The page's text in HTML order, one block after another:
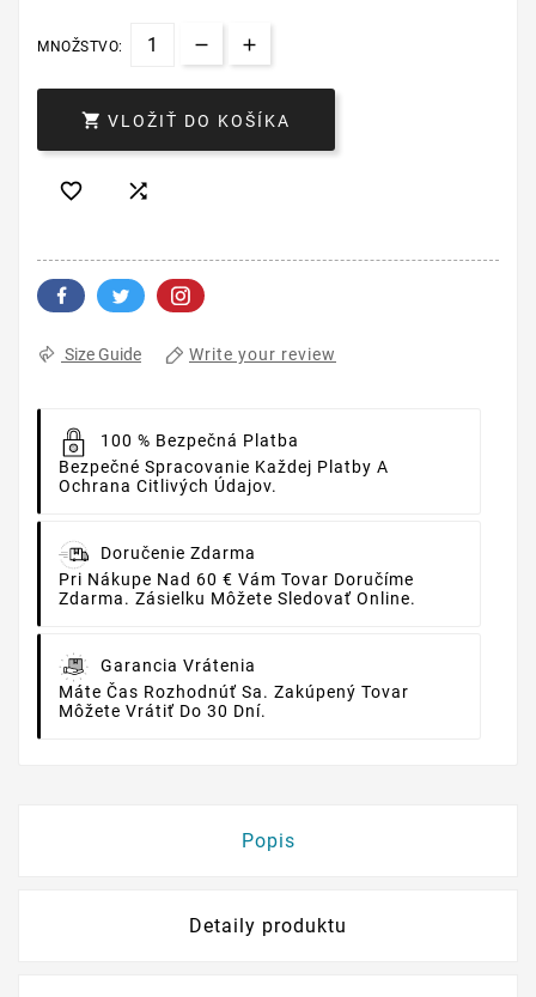
MNOŽSTVO:
 VLOŽIŤ DO KOŠÍKA
 
Size Guide Write your review
100 % Bezpečná Platba
Bezpečné Spracovanie Každej Platby A
Ochrana Citlivých Údajov.
Doručenie Zdarma
Pri Nákupe Nad 60 € Vám Tovar Doručíme
Zdarma. Zásielku Môžete Sledovať Online.
Garancia Vrátenia
Máte Čas Rozhodnúť Sa. Zakúpený Tovar
Môžete Vrátiť Do 30 Dní.
Popis
Detaily produktu